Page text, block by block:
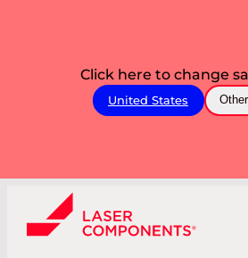
Click here to change
United States